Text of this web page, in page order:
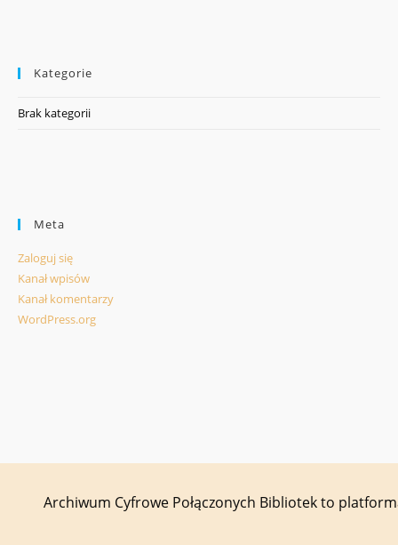
Kategorie
Brak kategorii
Meta
Zaloguj się
Kanał wpisów
Kanał komentarzy
WordPress.org
Archiwum Cyfrowe Połączonych Bibliotek to